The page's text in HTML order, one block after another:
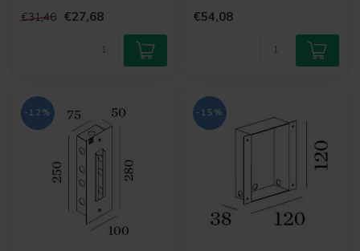
€31,46 €27,68 €54,08
-12% -15%